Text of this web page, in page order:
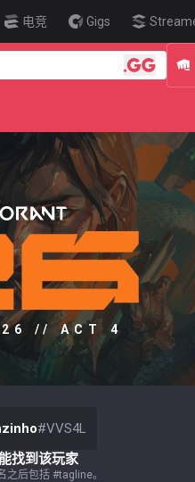
电竞 Gigs
🎯
26 // ACT 4
#VVS4L
找到该玩家
之后包括 #tagline。